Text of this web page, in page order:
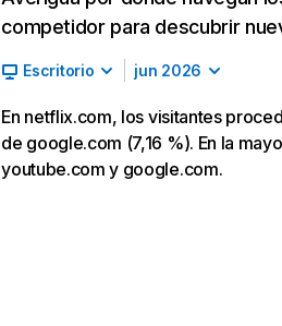
competidor para descubrir
Escritorio jun 2026
En netflix.com, los visitantes
de google.com (7,16 %). En la
youtube.com y google.com.